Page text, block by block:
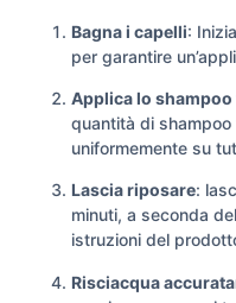
Bagna i capelli:
per garantire
Applica lo shampoo
quantità di shampoo
uniformemente su
Lascia riposare:
minuti, a seconda
istruzioni del
Risciacqua